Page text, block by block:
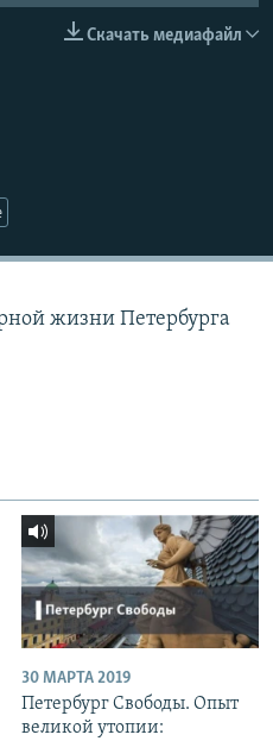
Скачать медиафайл
жизни Петербурга
30 МАРТА 2019
Петербург Свободы. Опыт
великой утопии: